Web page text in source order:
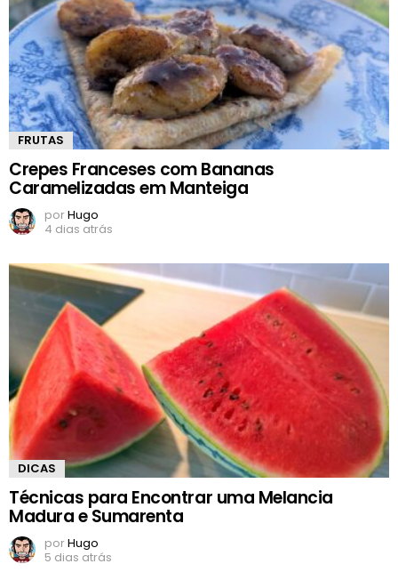
FRUTAS
Crepes Franceses com Bananas
Caramelizadas em Manteiga
porHugo
4 dias atrás
DICAS
Técnicas para Encontrar uma Melancia
Madura e Sumarenta
porHugo
5 dias atrás